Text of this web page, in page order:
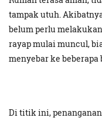
tampak utuh.
belum perlu
rayap mulai muncul,
menyebar ke beberapa
Di titik ini,